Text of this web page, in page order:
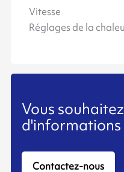
Vitesse
Réglages de la
Vous
d'informations
Contactez-nous